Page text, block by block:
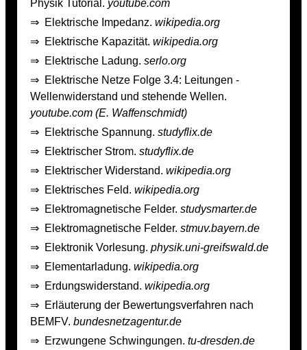
Physik Tutorial. youtube.com
⇒ Elektrische Impedanz. wikipedia.org
⇒ Elektrische Kapazität. wikipedia.org
⇒ Elektrische Ladung. serlo.org
⇒ Elektrische Netze Folge 3.4: Leitungen -
Wellenwiderstand und stehende Wellen.
youtube.com (E. Waffenschmidt)
⇒ Elektrische Spannung. studyflix.de
⇒ Elektrischer Strom. studyflix.de
⇒ Elektrischer Widerstand. wikipedia.org
⇒ Elektrisches Feld. wikipedia.org
⇒ Elektromagnetische Felder. studysmarter.de
⇒ Elektromagnetische Felder. stmuv.bayern.de
⇒ Elektronik Vorlesung. physik.uni-greifswald.de
⇒ Elementarladung. wikipedia.org
⇒ Erdungswiderstand. wikipedia.org
⇒ Erläuterung der Bewertungsverfahren nach
BEMFV. bundesnetzagentur.de
⇒ Erzwungene Schwingungen. tu-dresden.de